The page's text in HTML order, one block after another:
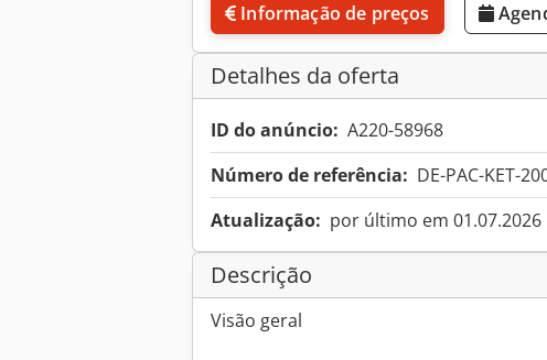
Informação de preços
Detalhes da oferta
ID do anúncio: A220-58968
Número de referência: DE-PAC-KET-
Atualização: por último em 01.07.2026
Descrição
Visão geral